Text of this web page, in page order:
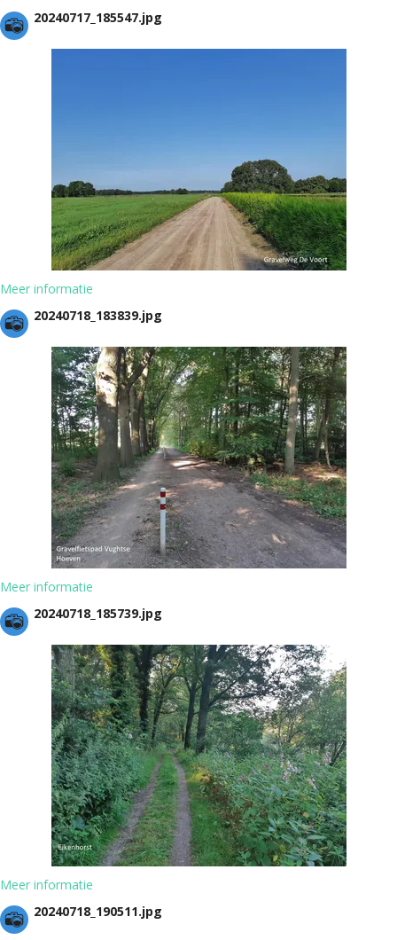
20240717_185547.jpg
Meer informatie
20240718_183839.jpg
Meer informatie
20240718_185739.jpg
Meer informatie
20240718_190511.jpg